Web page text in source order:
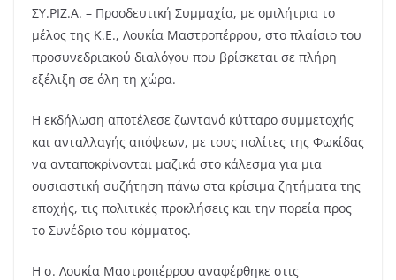
ΣΥ.ΡΙΖ.Α. – Προοδευτική Συμμαχία, με ομιλήτρια το
μέλος της Κ.Ε., Λουκία Μαστροπέρρου, στο πλαίσιο του
προσυνεδριακού διαλόγου που βρίσκεται σε πλήρη
εξέλιξη σε όλη τη χώρα.
Η εκδήλωση αποτέλεσε ζωντανό κύτταρο συμμετοχής
και ανταλλαγής απόψεων, με τους πολίτες της Φωκίδας
να ανταποκρίνονται μαζικά στο κάλεσμα για μια
ουσιαστική συζήτηση πάνω στα κρίσιμα ζητήματα της
εποχής, τις πολιτικές προκλήσεις και την πορεία προς
το Συνέδριο του κόμματος.
Η σ. Λουκία Μαστροπέρρου αναφέρθηκε στις